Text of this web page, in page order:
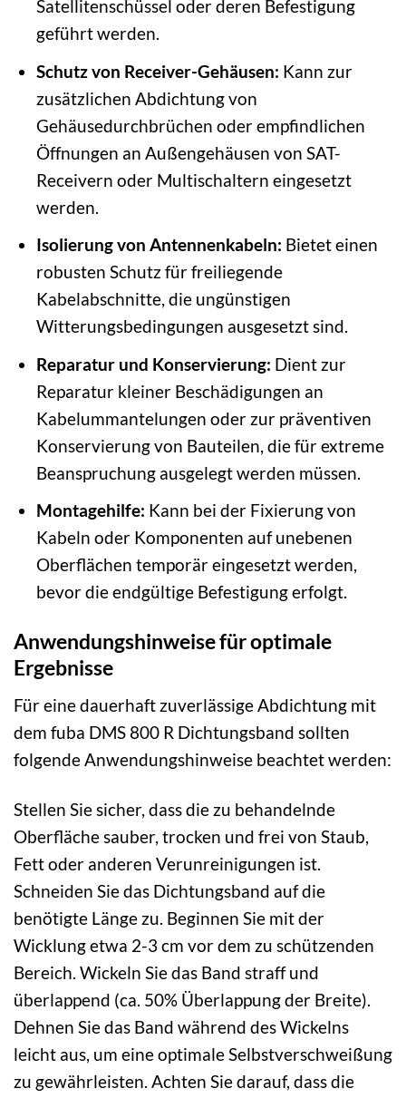
Satellitenschüssel oder deren Befestigung
geführt werden.
Schutz von Receiver-Gehäusen: Kann zur
zusätzlichen Abdichtung von
Gehäusedurchbrüchen oder empfindlichen
Öffnungen an Außengehäusen von SAT-
Receivern oder Multischaltern eingesetzt
werden.
Isolierung von Antennenkabeln: Bietet einen
robusten Schutz für freiliegende
Kabelabschnitte, die ungünstigen
Witterungsbedingungen ausgesetzt sind.
Reparatur und Konservierung: Dient zur
Reparatur kleiner Beschädigungen an
Kabelummantelungen oder zur präventiven
Konservierung von Bauteilen, die für extreme
Beanspruchung ausgelegt werden müssen.
Montagehilfe: Kann bei der Fixierung von
Kabeln oder Komponenten auf unebenen
Oberflächen temporär eingesetzt werden,
bevor die endgültige Befestigung erfolgt.
Anwendungshinweise für optimale
Ergebnisse
Für eine dauerhaft zuverlässige Abdichtung mit
dem fuba DMS 800 R Dichtungsband sollten
folgende Anwendungshinweise beachtet werden:
Stellen Sie sicher, dass die zu behandelnde
Oberfläche sauber, trocken und frei von Staub,
Fett oder anderen Verunreinigungen ist.
Schneiden Sie das Dichtungsband auf die
benötigte Länge zu. Beginnen Sie mit der
Wicklung etwa 2-3 cm vor dem zu schützenden
Bereich. Wickeln Sie das Band straff und
überlappend (ca. 50% Überlappung der Breite).
Dehnen Sie das Band während des Wickelns
leicht aus, um eine optimale Selbstverschweißung
zu gewährleisten. Achten Sie darauf, dass die